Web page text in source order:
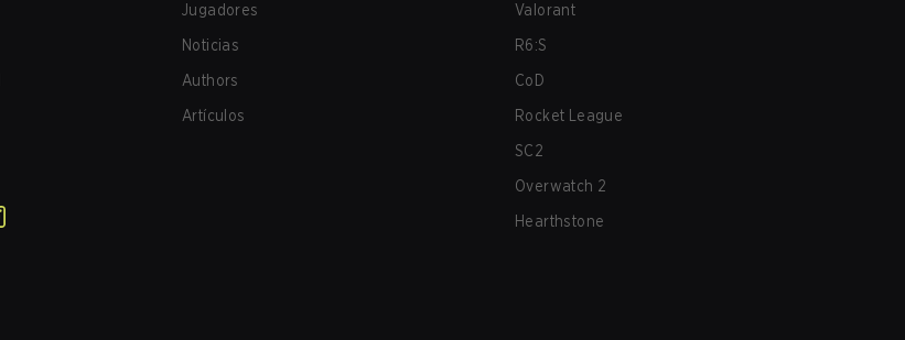
Jugadores
Noticias
Authors
Artículos
Valorant
R6:S
CoD
Rocket League
SC2
Overwatch 2
Hearthstone